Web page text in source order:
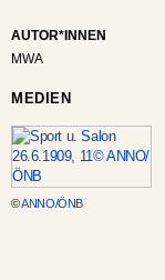
AUTOR*INNEN
MWA
MEDIEN
©ANNO/ÖNB